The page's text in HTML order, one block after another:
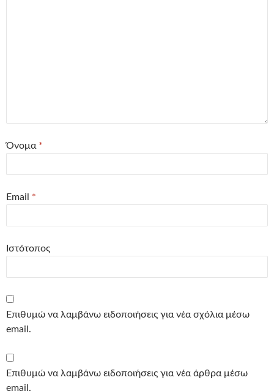
Όνομα *
Email *
Ιστότοπος
Επιθυμώ να λαμβάνω ειδοποιήσεις για νέα σχόλια μέσω
email.
Επιθυμώ να λαμβάνω ειδοποιήσεις για νέα άρθρα μέσω
email.